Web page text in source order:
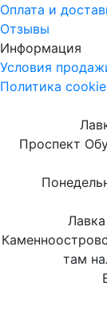
Оплата и
Отзывы
Информация
Условия
Политика
Проспект
там